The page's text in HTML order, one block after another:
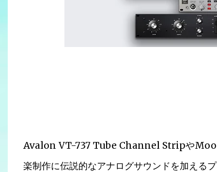
Avalon VT-737 Tube Channel Stripや
楽制作に伝説的なアナログサウンドを加え